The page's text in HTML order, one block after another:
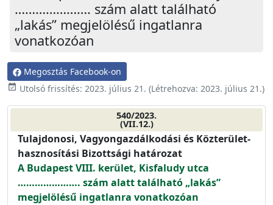
…………………. szám alatt található
„lakás” megjelölésű ingatlanra
vonatkozóan
Megosztás Facebook-on
event_available Utolsó frissítés: 2023. július 21. (Létrehozva: 2023. július 21.)
540/2023.
(VII.12.)
Tulajdonosi, Vagyongazdálkodási és Közterület-
hasznosítási Bizottsági határozat
A Budapest VIII. kerület, Kisfaludy utca
…………………. szám alatt található „lakás”
megjelölésű ingatlanra vonatkozóan